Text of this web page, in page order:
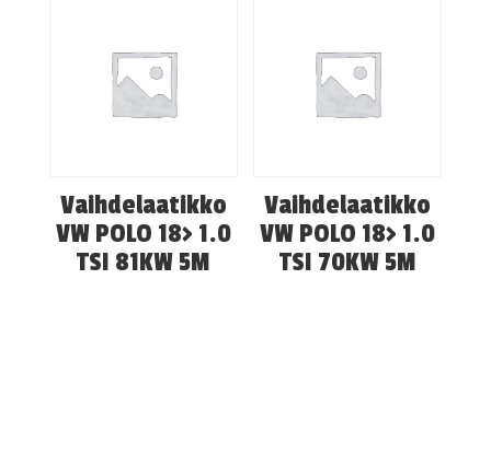
Vaihdelaatikko
VW POLO 18> 1.0
TSI 81KW 5M
Vaihdelaatikko
VW POLO 18> 1.0
TSI 70KW 5M